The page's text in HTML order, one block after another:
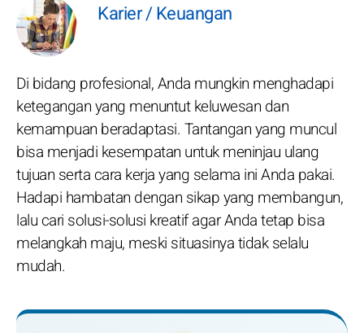
Karier / Keuangan
Di bidang profesional, Anda mungkin menghadapi
ketegangan yang menuntut keluwesan dan
kemampuan beradaptasi. Tantangan yang muncul
bisa menjadi kesempatan untuk meninjau ulang
tujuan serta cara kerja yang selama ini Anda pakai.
Hadapi hambatan dengan sikap yang membangun,
lalu cari solusi-solusi kreatif agar Anda tetap bisa
melangkah maju, meski situasinya tidak selalu
mudah.